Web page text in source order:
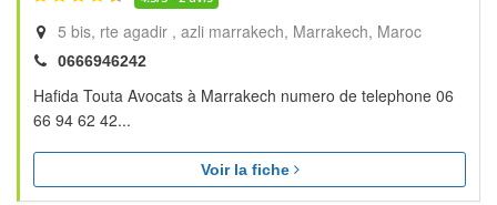
5 bis, rte agadir , azli marrakech Marrakech Maroc
0666946242
Hafida Touta Avocats à Marrakech numero de telephone 06
66 94 62 42...
Voir la fiche